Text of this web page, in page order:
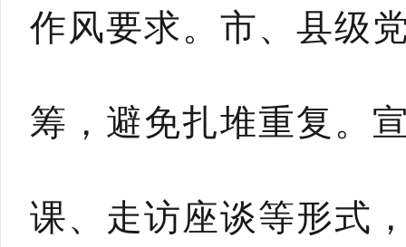
作风要求。市、县级
筹，避免扎堆重复。
课、走访座谈等形式